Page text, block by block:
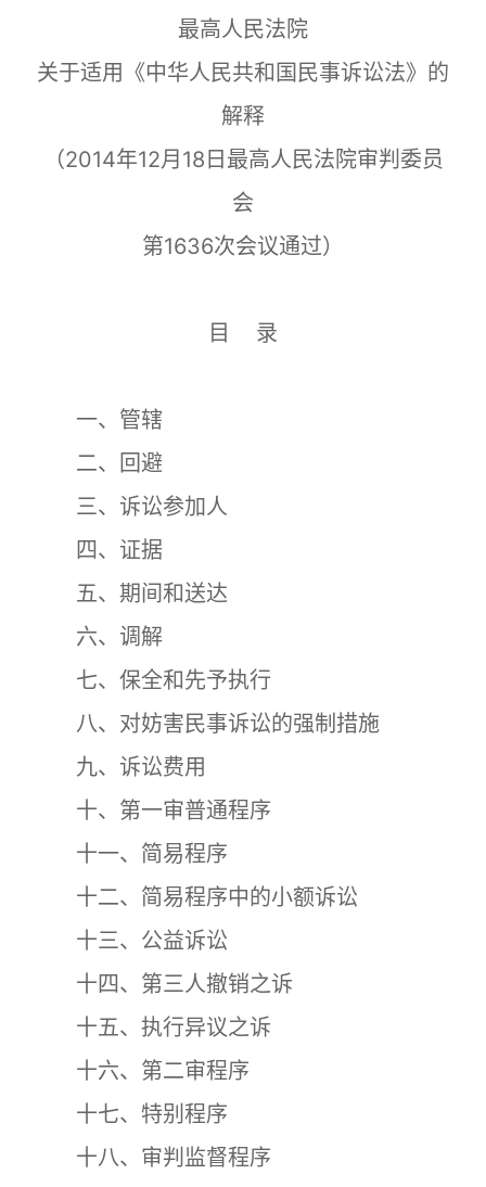
最高人民法院
关于适用《中华人民共和国民事诉讼法》的
解释
（2014年12月18日最高人民法院审判委员
会
第1636次会议通过）
目 录
一、管辖
二、回避
三、诉讼参加人
四、证据
五、期间和送达
六、调解
七、保全和先予执行
八、对妨害民事诉讼的强制措施
九、诉讼费用
十、第一审普通程序
十一、简易程序
十二、简易程序中的小额诉讼
十三、公益诉讼
十四、第三人撤销之诉
十五、执行异议之诉
十六、第二审程序
十七、特别程序
十八、审判监督程序